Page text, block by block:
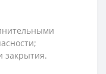
закрытия.